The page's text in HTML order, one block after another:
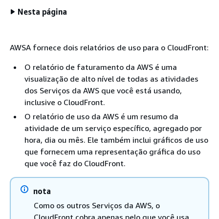
Nesta página
AWSA fornece dois relatórios de uso para o CloudFront:
O relatório de faturamento da AWS é uma
visualização de alto nível de todas as atividades
dos Serviços da AWS que você está usando,
inclusive o CloudFront.
O relatório de uso da AWS é um resumo da
atividade de um serviço específico, agregado por
hora, dia ou mês. Ele também inclui gráficos de uso
que fornecem uma representação gráfica do uso
que você faz do CloudFront.
nota
Como os outros Serviços da AWS, o
CloudFront cobra apenas pelo que você usa.